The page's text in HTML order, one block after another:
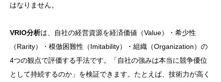
はなりません。
VRIO分析は、自社の経営資源を経済価値（Value）・希少性
（Rarity）・模倣困難性（Imitability）・組織（Organization）の
4つの観点で評価する手法です。「自社の強みは本当に競争優位
として持続するのか」を検証できます。たとえば、技術力が高く